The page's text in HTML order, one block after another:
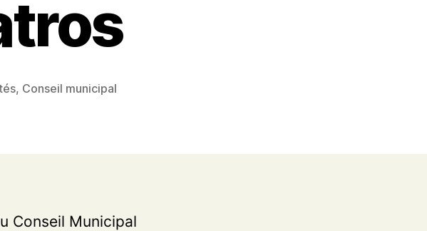
, Conseil municipal
Conseil Municipal